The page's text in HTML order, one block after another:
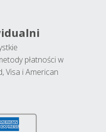
płatności w
Visa i American